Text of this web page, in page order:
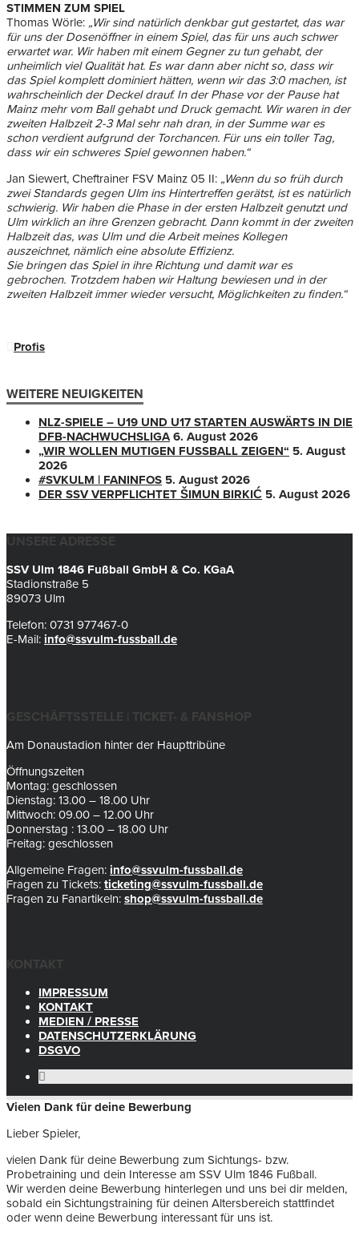
STIMMEN ZUM SPIEL
Thomas Wörle: „Wir sind natürlich denkbar gut gestartet, das war
für uns der Dosenöffner in einem Spiel, das für uns auch schwer
erwartet war. Wir haben mit einem Gegner zu tun gehabt, der
unheimlich viel Qualität hat. Es war dann aber nicht so, dass wir
das Spiel komplett dominiert hätten, wenn wir das 3:0 machen, ist
wahrscheinlich der Deckel drauf. In der Phase vor der Pause hat
Mainz mehr vom Ball gehabt und Druck gemacht. Wir waren in der
zweiten Halbzeit 2-3 Mal sehr nah dran, in der Summe war es
schon verdient aufgrund der Torchancen. Für uns ein toller Tag,
dass wir ein schweres Spiel gewonnen haben.“
Jan Siewert, Cheftrainer FSV Mainz 05 II: „Wenn du so früh durch
zwei Standards gegen Ulm ins Hintertreffen gerätst, ist es natürlich
schwierig. Wir haben die Phase in der ersten Halbzeit genutzt und
Ulm wirklich an ihre Grenzen gebracht. Dann kommt in der zweiten
Halbzeit das, was Ulm und die Arbeit meines Kollegen
auszeichnet, nämlich eine absolute Effizienz.
Sie bringen das Spiel in ihre Richtung und damit war es
gebrochen. Trotzdem haben wir Haltung bewiesen und in der
zweiten Halbzeit immer wieder versucht, Möglichkeiten zu finden.“
Profis
WEITERE NEUIGKEITEN
NLZ-SPIELE – U19 UND U17 STARTEN AUSWÄRTS IN DIE
DFB-NACHWUCHSLIGA 6. August 2026
„WIR WOLLEN MUTIGEN FUSSBALL ZEIGEN“
5. August
2026
#SVKULM | FANINFOS 5. August 2026
DER SSV VERPFLICHTET ŠIMUN BIRKIĆ 5. August 2026
UNSERE ADRESSE
SSV Ulm 1846 Fußball GmbH & Co. KGaA
Stadionstraße 5
89073 Ulm
Telefon: 0731 977467-0
E-Mail: info@ssvulm-fussball.de
GESCHÄFTSSTELLE | TICKET- & FANSHOP
Am Donaustadion hinter der Haupttribüne
Öffnungszeiten
Montag: geschlossen
Dienstag: 13.00 – 18.00 Uhr
Mittwoch: 09.00 – 12.00 Uhr
Donnerstag : 13.00 – 18.00 Uhr
Freitag: geschlossen
Allgemeine Fragen: info@ssvulm-fussball.de
Fragen zu Tickets: ticketing@ssvulm-fussball.de
Fragen zu Fanartikeln: shop@ssvulm-fussball.de
KONTAKT
IMPRESSUM
KONTAKT
MEDIEN / PRESSE
DATENSCHUTZERKLÄRUNG
DSGVO
Vielen Dank für deine Bewerbung
Lieber Spieler,
vielen Dank für deine Bewerbung zum Sichtungs- bzw.
Probetraining und dein Interesse am SSV Ulm 1846 Fußball.
Wir werden deine Bewerbung hinterlegen und uns bei dir melden,
sobald ein Sichtungstraining für deinen Altersbereich stattfindet
oder wenn deine Bewerbung interessant für uns ist.